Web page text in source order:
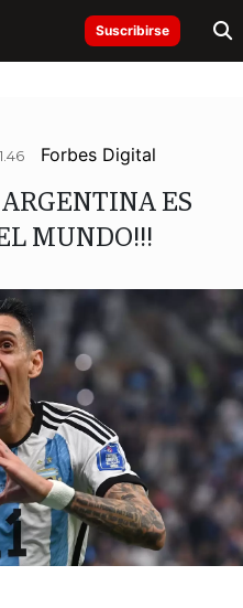
Suscribirse
Forbes Digital
ES
MUNDO!!!